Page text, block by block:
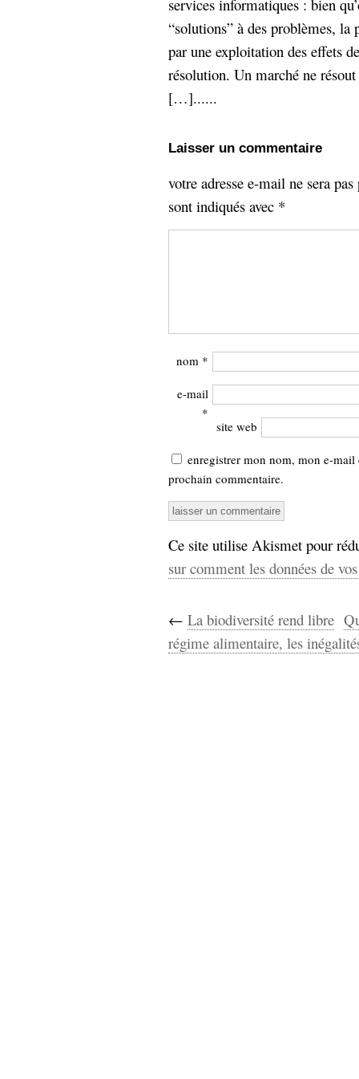
services informatiques : bien
“solutions” à des problèmes, la
par une exploitation des effets
résolution. Un marché ne
[…]......
Laisser un commentaire
votre adresse e-mail ne sera
sont indiqués avec *
nom *
e-mail
*
site web
enregistrer mon nom, mon e-
prochain commentaire.
Ce site utilise Akismet pour
sur comment les données de
← La biodiversité rend libre
régime alimentaire, les